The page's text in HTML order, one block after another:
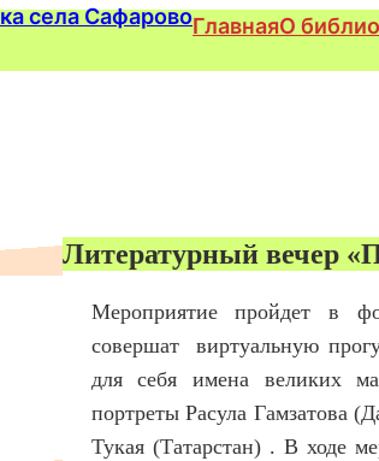
ГлавнаяО
Литературный вечер
Мероприятие пройдет в
совершат виртуальную
для себя имена великих
портреты Расула Гамзатова
Тукая (Татарстан) . В ходе